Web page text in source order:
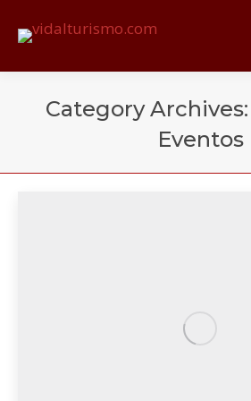
Category Archives:
Eventos